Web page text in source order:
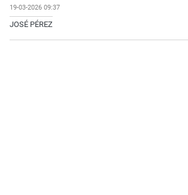
19-03-2026 09:37
JOSÉ PÉREZ